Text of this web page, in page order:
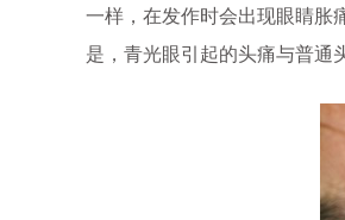
一样，在发作时会出现眼睛胀
是，青光眼引起的头痛与普通